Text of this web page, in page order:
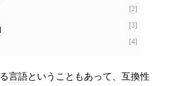
[2]
[3]
[4]
言語ということもあって、互換性